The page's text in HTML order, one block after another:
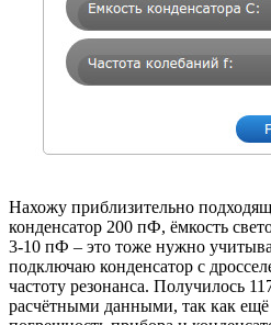
Нахожу приблизительно
конденсатор 200 пФ, ёмкость
3-10 пФ – это тоже нужно
подключаю конденсатор с
частоту резонанса. Получилось
расчётными данными, так как